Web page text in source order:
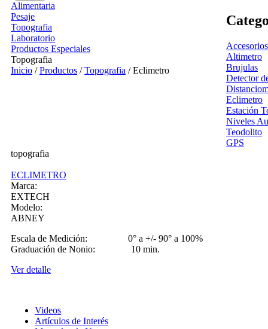
Alimentaria
Pesaje
Topografia
Laboratorio
Productos Especiales
Topografia
Inicio / Productos / Topografia / Eclimetro
Accesorios
Altimetro
Brujulas
Detector
Eclimetro
Estación
Niveles
Teodolito
GPS
topografia
ECLIMETRO
Marca:
EXTECH
Modelo:
ABNEY
Escala de Medición: 0° a +/- 90° a 100%
Graduación de Nonio: 10 min.
Ver detalle
Videos
Artículos de Interés